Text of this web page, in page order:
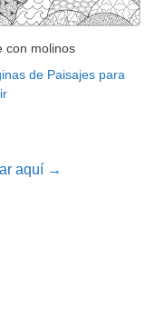
con molinos
de Paisajes para
aquí →